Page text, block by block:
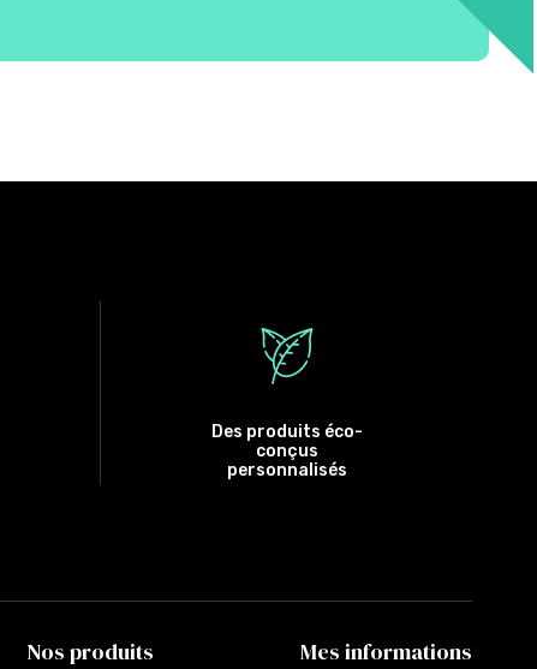
Des produits éco-
conçus
personnalisés
Nos produits Mes informations